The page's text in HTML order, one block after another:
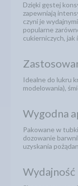
Dzięki gęstej
zapewniają
czyni je
popularne
cukierniczych,
Idealne do lukru
modelowania),
Wygodna
Pakowane w
dozowanie
uzyskania
Wydajność